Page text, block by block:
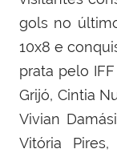
gols no
10x8 e
prata pelo
Grijó, Cintia
Vivian
Vitória Pires,